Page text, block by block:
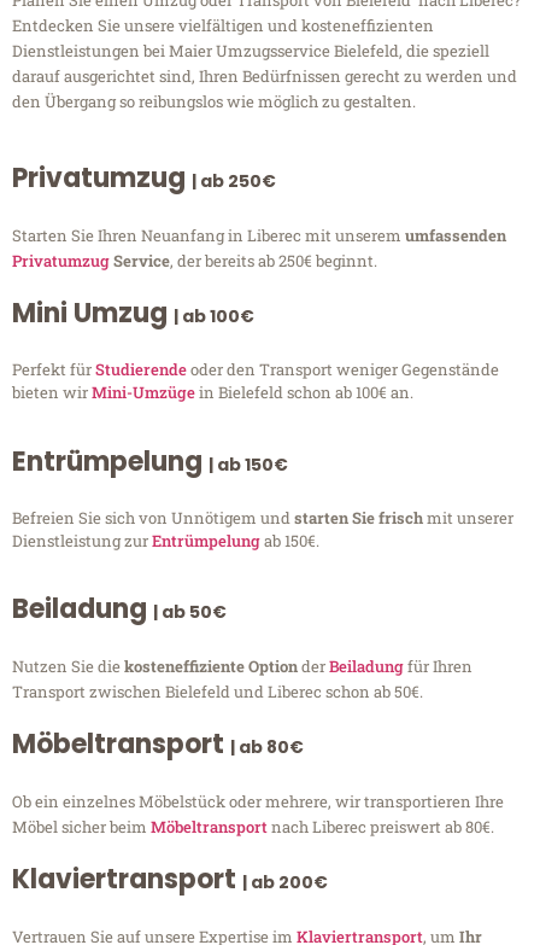
Entdecken Sie unsere vielfältigen und kosteneffizienten
Dienstleistungen bei Maier Umzugsservice Bielefeld, die speziell
darauf ausgerichtet sind, Ihren Bedürfnissen gerecht zu werden und
den Übergang so reibungslos wie möglich zu gestalten.
Privatumzug | ab 250€
Starten Sie Ihren Neuanfang in Liberec mit unserem umfassenden
PrivatumzugService, der bereits ab 250€ beginnt.
Mini Umzug | ab 100€
Perfekt fürStudierendeoder den Transport weniger Gegenstände
bieten wirMini-Umzügein Bielefeld schon ab 100€ an.
Entrümpelung | ab 150€
Befreien Sie sich von Unnötigem undstarten Sie frischmit unserer
Dienstleistung zurEntrümpelungab 150€.
Beiladung | ab 50€
Nutzen Sie diekosteneffiziente OptionderBeiladungfür Ihren
Transport zwischen Bielefeld und Liberec schon ab 50€.
Möbeltransport | ab 80€
Ob ein einzelnes Möbelstück oder mehrere, wir transportieren Ihre
Möbel sicher beim Möbeltransportnach Liberec preiswert ab 80€.
Klaviertransport | ab 200€
Vertrauen Sie auf unsere Expertise im Klaviertransport, um Ihr